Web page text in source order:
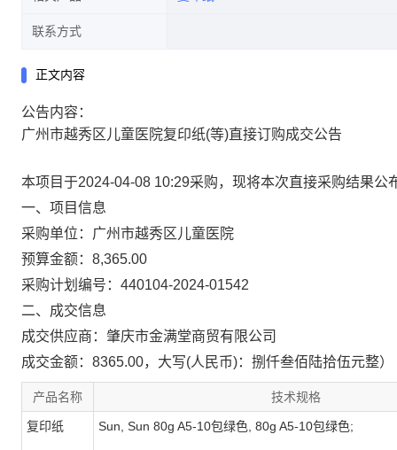
联系方式
正文内容
公告内容：
广州市越秀区儿童医院复印纸(等)直接订购成交公告
本项目于2024-04-08 10:29采购，现将本次直接采购结果公
一、项目信息
采购单位：广州市越秀区儿童医院
预算金额：8,365.00
采购计划编号：440104-2024-01542
二、成交信息
成交供应商：肇庆市金满堂商贸有限公司
成交金额：8365.00，大写(人民币)：捌仟叁佰陆拾伍元整）
产品名称 技术规格
复印纸 Sun, Sun 80g A5-10包绿色, 80g A5-10包绿色;